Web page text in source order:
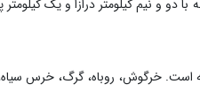
است. خرگوش، روباه، گرگ، خرس